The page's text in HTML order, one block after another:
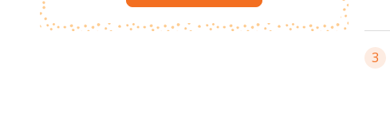
3